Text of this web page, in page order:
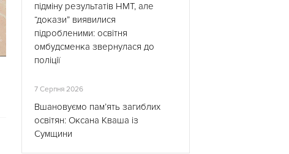
підміну результатів НМТ, але
“докази” виявилися
підробленими: освітня
омбудсменка звернулася до
поліції
7 Серпня 2026
Вшановуємо пам’ять загиблих
освітян: Оксана Кваша із
Сумщини